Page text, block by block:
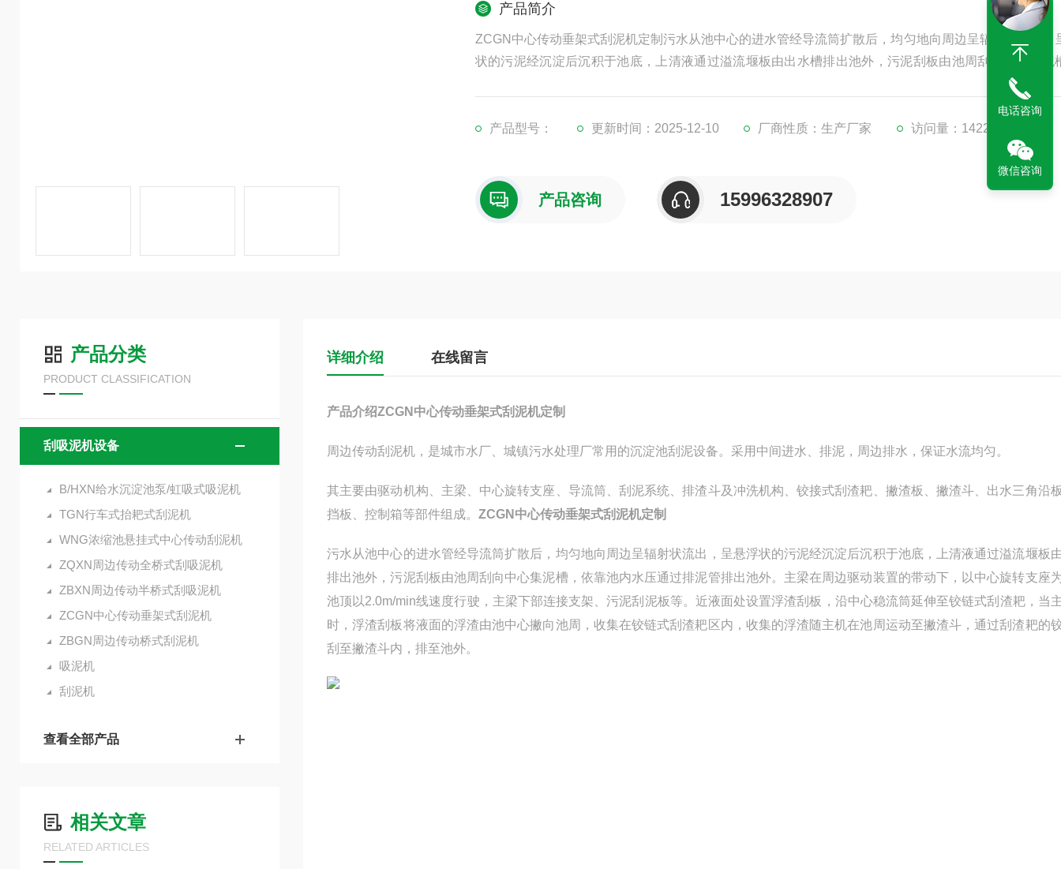
产品简介
ZCGN中心传动垂架式刮泥机定制污水从池中心的进水管经导流筒扩散后，均匀地向周边呈辐射状流出，
状的污泥经沉淀后沉积于池底，上清液通过溢流堰板由出水槽排出池外，污泥刮板由池周刮向中心集泥
产品型号： 更新时间：2025-12-10 厂商性质：生产厂家 访问量：14228
产品咨询 15996328907
产品分类
PRODUCT CLASSIFICATION
刮吸泥机设备
B/HXN给水沉淀池泵/虹吸式吸泥机
TGN行车式抬耙式刮泥机
WNG浓缩池悬挂式中心传动刮泥机
ZQXN周边传动全桥式刮吸泥机
ZBXN周边传动半桥式刮吸泥机
ZCGN中心传动垂架式刮泥机
ZBGN周边传动桥式刮泥机
吸泥机
刮泥机
查看全部产品
相关文章
RELATED ARTICLES
详细介绍 在线留言
产品介绍ZCGN中心传动垂架式刮泥机定制
周边传动刮泥机，是城市水厂、城镇污水处理厂常用的沉淀池刮泥设备。采用中间进水、排泥，周边排水，保证水流均匀。
其主要由驱动机构、主梁、中心旋转支座、导流筒、刮泥系统、排渣斗及冲洗机构、铰接式刮渣耙、撇渣板、撇渣斗、出水三角沿
挡板、控制箱等部件组成。 ZCGN中心传动垂架式刮泥机定制
污水从池中心的进水管经导流筒扩散后，均匀地向周边呈辐射状流出，呈悬浮状的污泥经沉淀后沉积于池底，上清液通过溢流堰板
排出池外，污泥刮板由池周刮向中心集泥槽，依靠池内水压通过排泥管排出池外。主梁在周边驱动装置的带动下，以中心旋转支座
池顶以2.0m/min线速度行驶，主梁下部连接支架、污泥刮泥板等。近液面处设置浮渣刮板，沿中心稳流筒延伸至铰链式刮渣耙，当
时，浮渣刮板将液面的浮渣由池中心撇向池周，收集在铰链式刮渣耙区内，收集的浮渣随主机在池周运动至撇渣斗，通过刮渣耙的
刮至撇渣斗内，排至池外。
电话咨询
微信咨询